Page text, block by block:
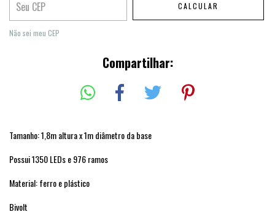
CALCULAR
Não sei meu CEP
Compartilhar:
Tamanho: 1,8m altura x 1m diâmetro da base
Possui 1350 LEDs e 976 ramos
Material: ferro e plástico
Bivolt